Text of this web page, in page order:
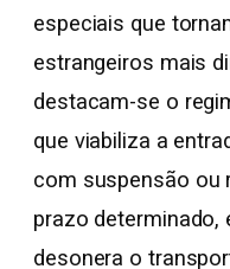
especiais que
estrangeiros mais
destacam-se o
que viabiliza a
com suspensão ou
prazo determinado,
desonera o